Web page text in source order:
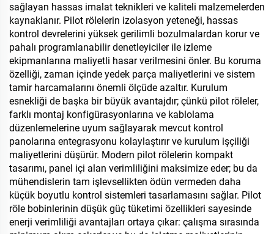
sağlayan hassas imalat teknikleri ve kaliteli malzemelerden
kaynaklanır. Pilot rölelerin izolasyon yeteneği, hassas
kontrol devrelerini yüksek gerilimli bozulmalardan korur ve
pahalı programlanabilir denetleyiciler ile izleme
ekipmanlarına maliyetli hasar verilmesini önler. Bu koruma
özelliği, zaman içinde yedek parça maliyetlerini ve sistem
tamir harcamalarını önemli ölçüde azaltır. Kurulum
esnekliği de başka bir büyük avantajdır; çünkü pilot röleler,
farklı montaj konfigürasyonlarına ve kablolama
düzenlemelerine uyum sağlayarak mevcut kontrol
panolarına entegrasyonu kolaylaştırır ve kurulum işçiliği
maliyetlerini düşürür. Modern pilot rölelerin kompakt
tasarımı, panel içi alan verimliliğini maksimize eder; bu da
mühendislerin tam işlevsellikten ödün vermeden daha
küçük boyutlu kontrol sistemleri tasarlamasını sağlar. Pilot
röle bobinlerinin düşük güç tüketimi özellikleri sayesinde
enerji verimliliği avantajları ortaya çıkar: çalışma sırasında